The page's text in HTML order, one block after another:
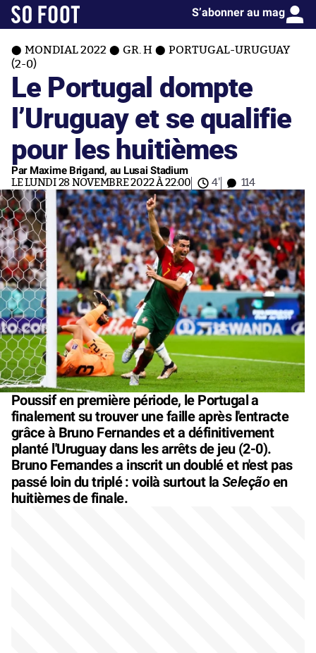
S’abonner au mag
MONDIAL 2022 GR. H
PORTUGAL-URUGUAY
(2-0)
Le Portugal dompte
l’Uruguay et se qualifie
pour les huitièmes
Par Maxime Brigand, au Lusai Stadium
LE LUNDI 28 NOVEMBRE 2022 À 22:00 4' 114
Poussif en première période, le Portugal a
finalement su trouver une faille après l'entracte
grâce à Bruno Fernandes et a définitivement
planté l'Uruguay dans les arrêts de jeu (2-0).
Bruno Fernandes a inscrit un doublé et n'est pas
passé loin du triplé : voilà surtout la Seleçãoen
huitièmes de finale.